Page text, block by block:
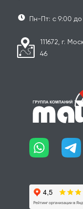
Пн-Пт: с 9:00 до
111672, г.
46